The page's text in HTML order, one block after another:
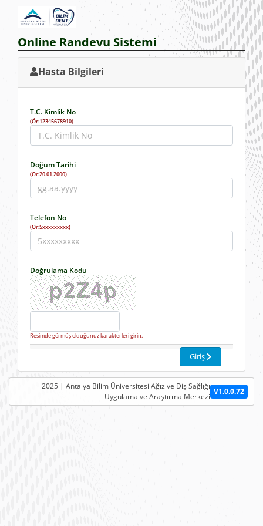
Online Randevu Sistemi
Hasta Bilgileri
T.C. Kimlik No
(Ör:12345678910)
Doğum Tarihi
(Ör:20.01.2000)
Telefon No
(Ör:5xxxxxxxxx)
Doğrulama Kodu
Resimde görmüş olduğunuz karakterleri girin.
Giriş
2025 | Antalya Bilim Üniversitesi Ağız ve Diş Sağlığı
Uygulama ve Araştırma Merkezi
V1.0.0.72